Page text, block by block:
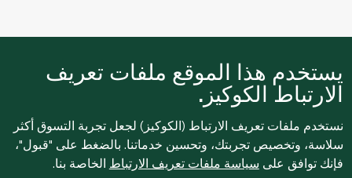
يستخدم هذا الموقع ملفات تعريف
الارتباط الكوكيز.
نستخدم ملفات تعريف الارتباط (الكوكيز) لجعل تجربة التسوق أكثر
سلاسة، وتخصيص تجربتك، وتحسين خدماتنا. بالضغط على "قبول"،
فإنك توافق على سياسة ملفات تعريف الارتباط الخاصة بنا.